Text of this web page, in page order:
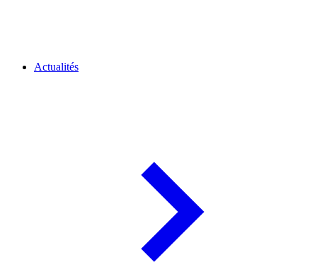
Actualités